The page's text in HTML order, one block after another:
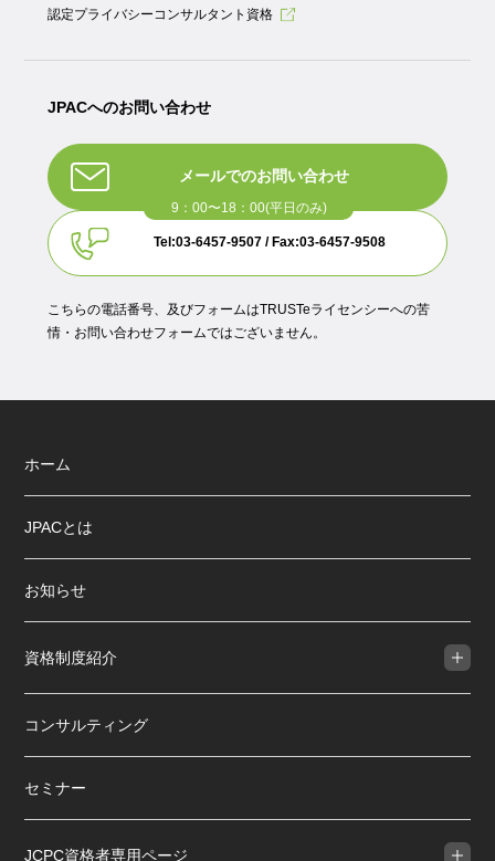
認定プライバシーコンサルタント資格
JPACへのお問い合わせ
メールでのお問い合わせ
Tel:03-6457-9507 / Fax:03-6457-9508
こちらの電話番号、及びフォームはTRUSTeライセンシーへの苦
情・お問い合わせフォームではございません。
ホーム
JPACとは
お知らせ
資格制度紹介
コンサルティング
セミナー
JCPC資格者専用ページ